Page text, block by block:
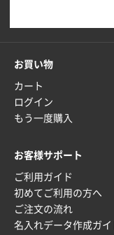
ワンポイント
2025年12月22日
神奈川県S社様
ワンポイント
枚
2025年12月16日
お買い物
カート
ログイン
もう一度購入
お客様サポート
ご利用ガイド
初めてご利用の方へ
ご注文の流れ
名入れデータ作成ガイ